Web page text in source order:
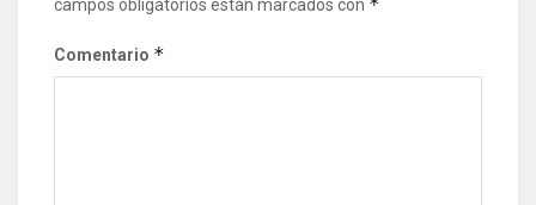
campos obligatorios están marcados con
Comentario *